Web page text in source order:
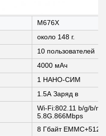
M676X
около 148 г.
10 пользователей
4000 мАч
1 НАНО-СИМ
1.5А Заряд в
Wi-Fi:802.11 b/g/b/n/
5.8G.866Mbps
8 Гбайт EMMC+512